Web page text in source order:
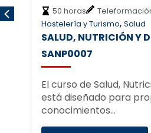
50 horas
Hostelería y Turismo, Salud
SALUD, NUTRICIÓN Y
SANP0007
El curso de Salud,
está diseñado para
conocimientos…